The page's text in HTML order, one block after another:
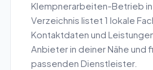
Klempnerarbeiten-Betrieb in
Verzeichnis listet 1 lokale
Kontaktdaten und
Anbieter in deiner Nähe und
passenden Dienstleister.